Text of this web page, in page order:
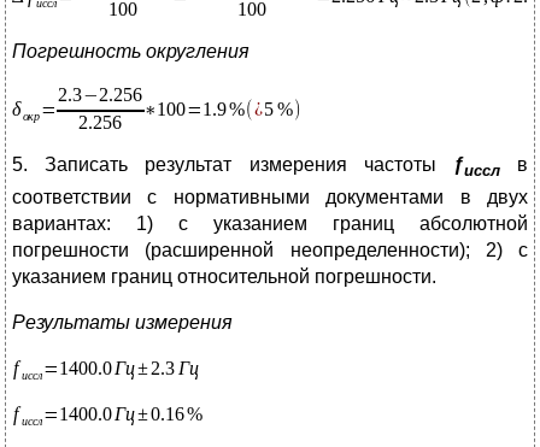
Погрешность округления
5. Записать результат измерения частоты ƒисслв
соответствии с нормативными документами в двух
вариантах: 1) с указанием границ абсолютной
погрешности (расширенной неопределенности); 2) с
указанием границ относительной погрешности.
Результаты измерения